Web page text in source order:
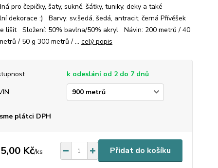
pro čepičky, šaty, sukně, šátky, tuniky, deky a také
dekorace :) Barvy: sv.šedá, šedá, antracit, černá Přívěšek
lišit Složení: 50% bavlna/50% akryl Návin: 200 metrů / 40
/ 50 g 300 metrů / ... celý popis
k odeslání od 2 do 7 dnů
plátci DPH
Kč/ks Přidat do košíku